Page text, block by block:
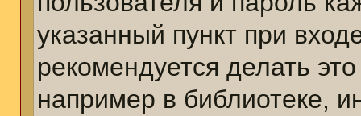
указанный пункт при
рекомендуется делать
например в библиотеке,